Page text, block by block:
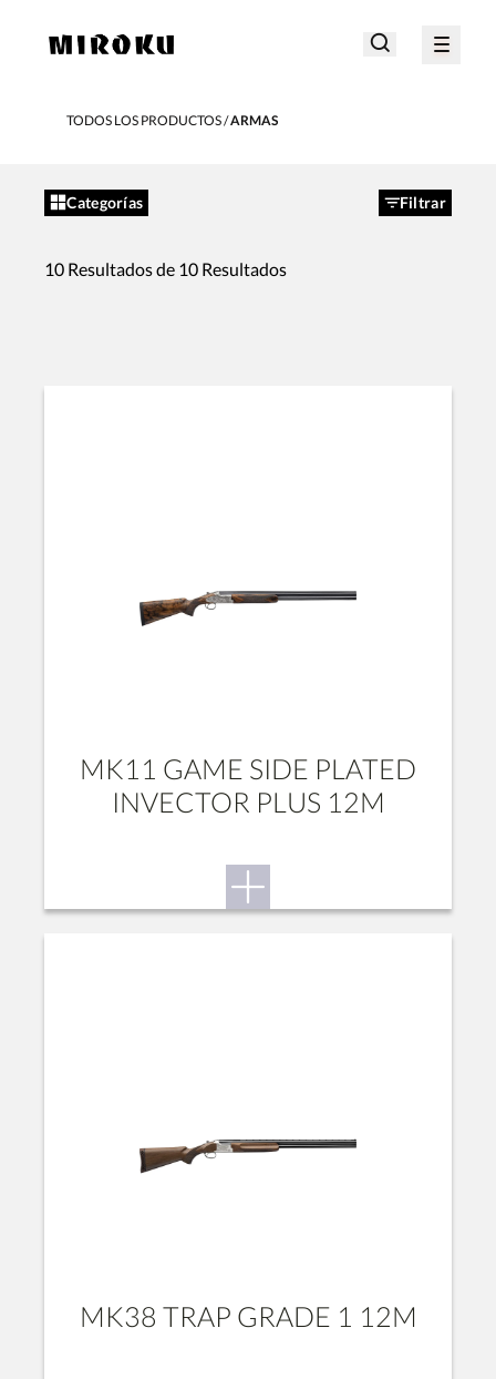
TODOS LOS PRODUCTOS ARMAS
Categorías Filtrar
10 Resultados de 10 Resultados
MK11 GAME SIDE PLATED
INVECTOR PLUS 12M
MK38 TRAP GRADE 1 12M